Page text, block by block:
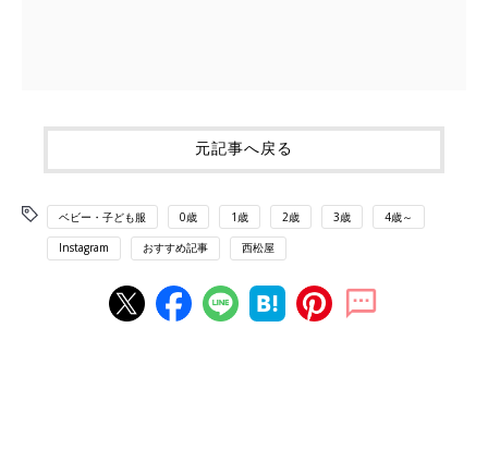
元記事へ戻る
ベビー・子ども服 0歳 1歳 2歳 3歳 4歳～
Instagram おすすめ記事 西松屋